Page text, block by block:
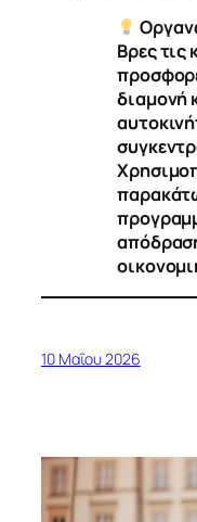
Βρες τις
διαμονή
10 Μαΐου 2026